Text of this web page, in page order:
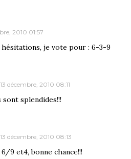
2010 01:57
hésitations, je vote pour : 6-3-9
13 décembre, 2010 08:11
splendides!!!
13 décembre, 2010 08:13
9 et4, bonne chance!!!